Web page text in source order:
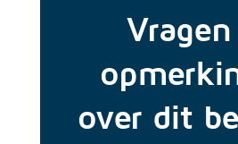
over dit